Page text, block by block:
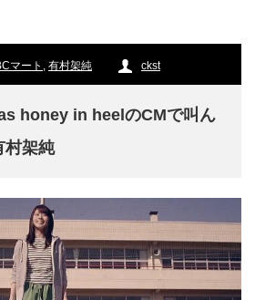
マート , 有村架純 ckst
honey in heelのCMで叫ん
架純